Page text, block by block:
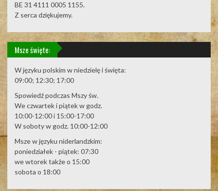
BE 31 4111 0005 1155.
Z serca dziękujemy.
Msze święte:
W języku polskim w niedzielę i święta:
09:00; 12:30; 17:00
Spowiedź podczas Mszy św.
We czwartek i piątek w godz.
10:00-12:00 i 15:00-17:00
W soboty w godz. 10:00-12:00
Msze w języku niderlandzkim:
poniedziałek - piątek: 07:30
we wtorek także o 15:00
sobota o 18:00